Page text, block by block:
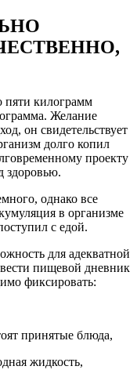
пяти килограмм
Желание
он свидетельствует
долго копил
проекту
здоровью.
однако все
в организме
с едой.
для адекватной
пищевой дневник
фиксировать:
принятые блюда,
жидкость,